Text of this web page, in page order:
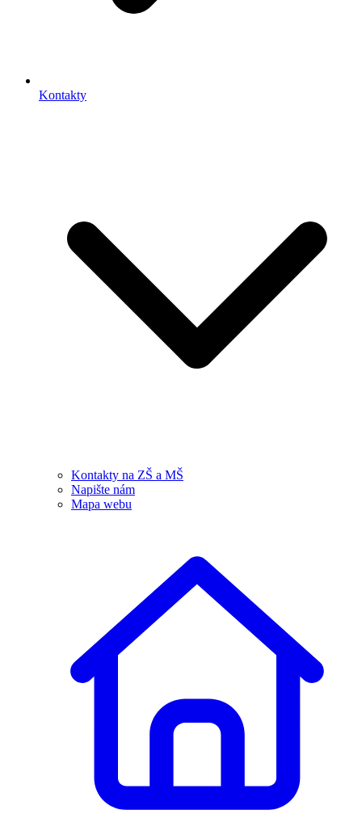
Kontakty
Kontakty na ZŠ a MŠ
Napište nám
Mapa webu